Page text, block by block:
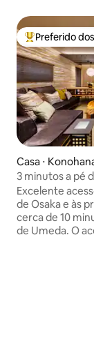
Entre os
Preferido
Casa ⋅
ka
3 minutos a pé
próxima / 15
/ Designers
Excelente
de Osaka e às
cerca de 10
de Umeda. O